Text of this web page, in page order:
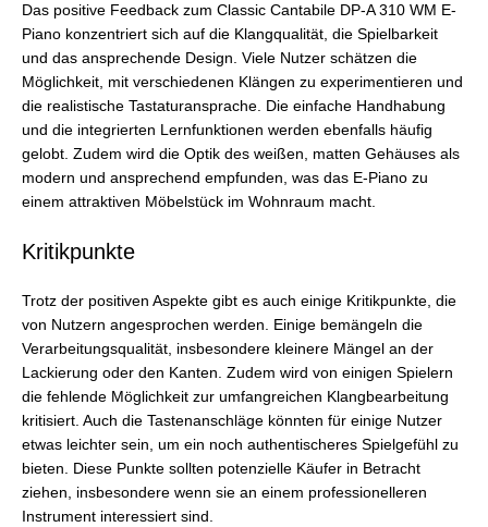
Das positive Feedback zum Classic Cantabile DP-A 310 WM E-
Piano konzentriert sich auf die Klangqualität, die Spielbarkeit
und das ansprechende Design. Viele Nutzer schätzen die
Möglichkeit, mit verschiedenen Klängen zu experimentieren und
die realistische Tastaturansprache. Die einfache Handhabung
und die integrierten Lernfunktionen werden ebenfalls häufig
gelobt. Zudem wird die Optik des weißen, matten Gehäuses als
modern und ansprechend empfunden, was das E-Piano zu
einem attraktiven Möbelstück im Wohnraum macht.
Kritikpunkte
Trotz der positiven Aspekte gibt es auch einige Kritikpunkte, die
von Nutzern angesprochen werden. Einige bemängeln die
Verarbeitungsqualität, insbesondere kleinere Mängel an der
Lackierung oder den Kanten. Zudem wird von einigen Spielern
die fehlende Möglichkeit zur umfangreichen Klangbearbeitung
kritisiert. Auch die Tastenanschläge könnten für einige Nutzer
etwas leichter sein, um ein noch authentischeres Spielgefühl zu
bieten. Diese Punkte sollten potenzielle Käufer in Betracht
ziehen, insbesondere wenn sie an einem professionelleren
Instrument interessiert sind.